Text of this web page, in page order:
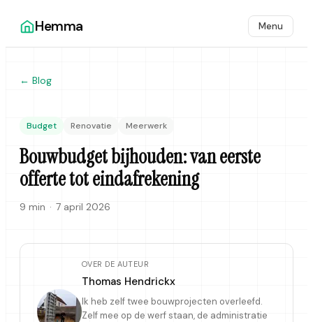
Hemma Menu
← Blog
Budget Renovatie Meerwerk
Bouwbudget bijhouden: van eerste
offerte tot eindafrekening
9 min · 7 april 2026
OVER DE AUTEUR
Thomas Hendrickx
Ik heb zelf twee bouwprojecten overleefd.
Zelf mee op de werf staan, de administratie